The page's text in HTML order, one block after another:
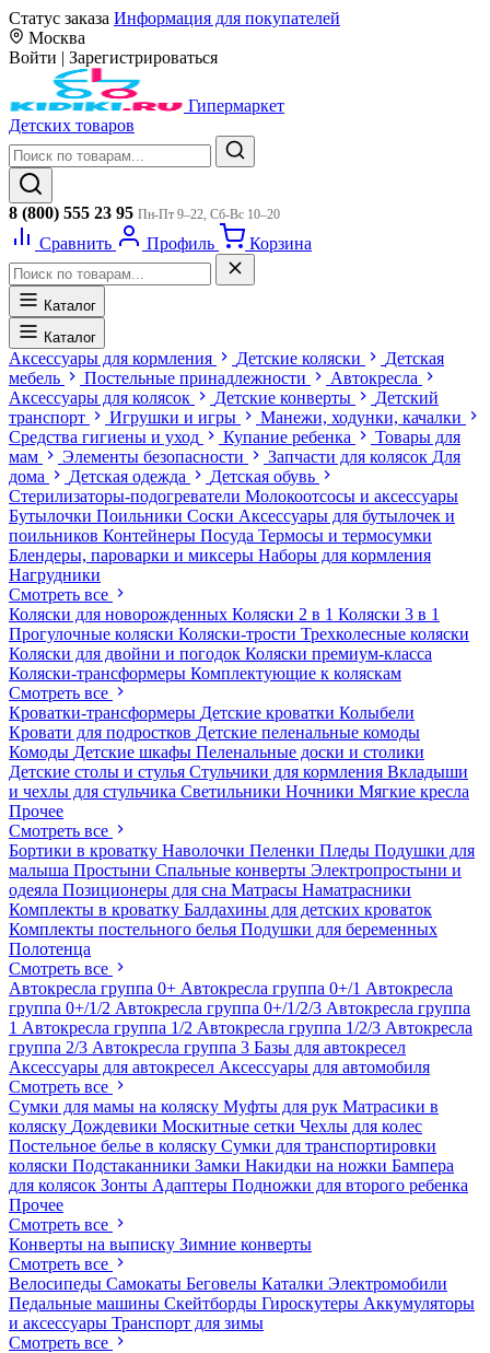
Статус заказа Информация для покупателей
Москва
Войти | Зарегистрироваться
Гипермаркет
Детских товаров
8 (800) 555 23 95 Пн-Пт 9–22, Сб-Вс 10–20
Сравнить Профиль Корзина
Каталог
Каталог
Аксессуары для кормления Детские коляски
Детская
мебель
Постельные принадлежности
Автокресла
Аксессуары для колясок
Детские конверты
Детский
транспорт
Игрушки и игры
Манежи, ходунки, качалки
Средства гигиены и уход
Купание ребенка
Товары для
мам
Элементы безопасности Запчасти для колясок Для
дома
Детская одежда
Детская обувь
Стерилизаторы-подогреватели Молокоотсосы и аксессуары
Бутылочки Поильники Соски Аксессуары для бутылочек и
поильников Контейнеры Посуда Термосы и термосумки
Блендеры, пароварки и миксеры Наборы для кормления
Нагрудники
Смотреть все
Коляски для новорожденных Коляски 2 в 1 Коляски 3 в 1
Прогулочные коляски Коляски-трости Трехколесные коляски
Коляски для двойни и погодок Коляски премиум-класса
Коляски-трансформеры Комплектующие к коляскам
Смотреть все
Кроватки-трансформеры Детские кроватки Колыбели
Кровати для подростков Детские пеленальные комоды
Комоды Детские шкафы Пеленальные доски и столики
Детские столы и стулья Стульчики для кормления Вкладыши
и чехлы для стульчика Светильники Ночники Мягкие кресла
Прочее
Смотреть все
Бортики в кроватку Наволочки Пеленки Пледы Подушки для
малыша Простыни Спальные конверты Электропростыни и
одеяла Позиционеры для сна Матрасы Наматрасники
Комплекты в кроватку Балдахины для детских кроваток
Комплекты постельного белья Подушки для беременных
Полотенца
Смотреть все
Автокресла группа 0+ Автокресла группа 0+/1 Автокресла
группа 0+/1/2 Автокресла группа 0+/1/2/3 Автокресла группа
1 Автокресла группа 1/2 Автокресла группа 1/2/3 Автокресла
группа 2/3 Автокресла группа 3 Базы для автокресел
Аксессуары для автокресел Аксессуары для автомобиля
Смотреть все
Сумки для мамы на коляску Муфты для рук Матрасики в
коляску Дождевики Москитные сетки Чехлы для колес
Постельное белье в коляску Сумки для транспортировки
коляски Подстаканники Замки Накидки на ножки Бампера
для колясок Зонты Адаптеры Подножки для второго ребенка
Прочее
Смотреть все
Конверты на выписку Зимние конверты
Смотреть все
Велосипеды Самокаты Беговелы Каталки Электромобили
Педальные машины Скейтборды Гироскутеры Аккумуляторы
и аксессуары Транспорт для зимы
Смотреть все